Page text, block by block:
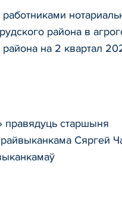
района в
на 2 квартал
правядуць старшыня
Сяргей